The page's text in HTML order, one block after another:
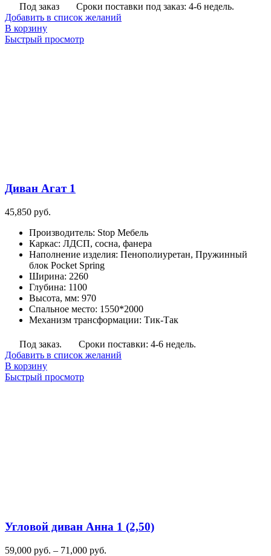
Под заказ
Сроки поставки под заказ: 4-6 недель.
Добавить в список желаний
В корзину
Быстрый просмотр
Диван Агат 1
45,850 руб.
Производитель: Stop Мебель
Каркас: ЛДСП, сосна, фанера
Наполнение изделия: Пенополиуретан, Пружинный
блок Pocket Spring
Ширина: 2260
Глубина: 1100
Высота, мм: 970
Спальное место: 1550*2000
Механизм трансформации: Тик-Так
Под заказ.
Сроки поставки: 4-6 недель.
Добавить в список желаний
В корзину
Быстрый просмотр
Угловой диван Анна 1 (2,50)
59,000 руб. – 71,000 руб.